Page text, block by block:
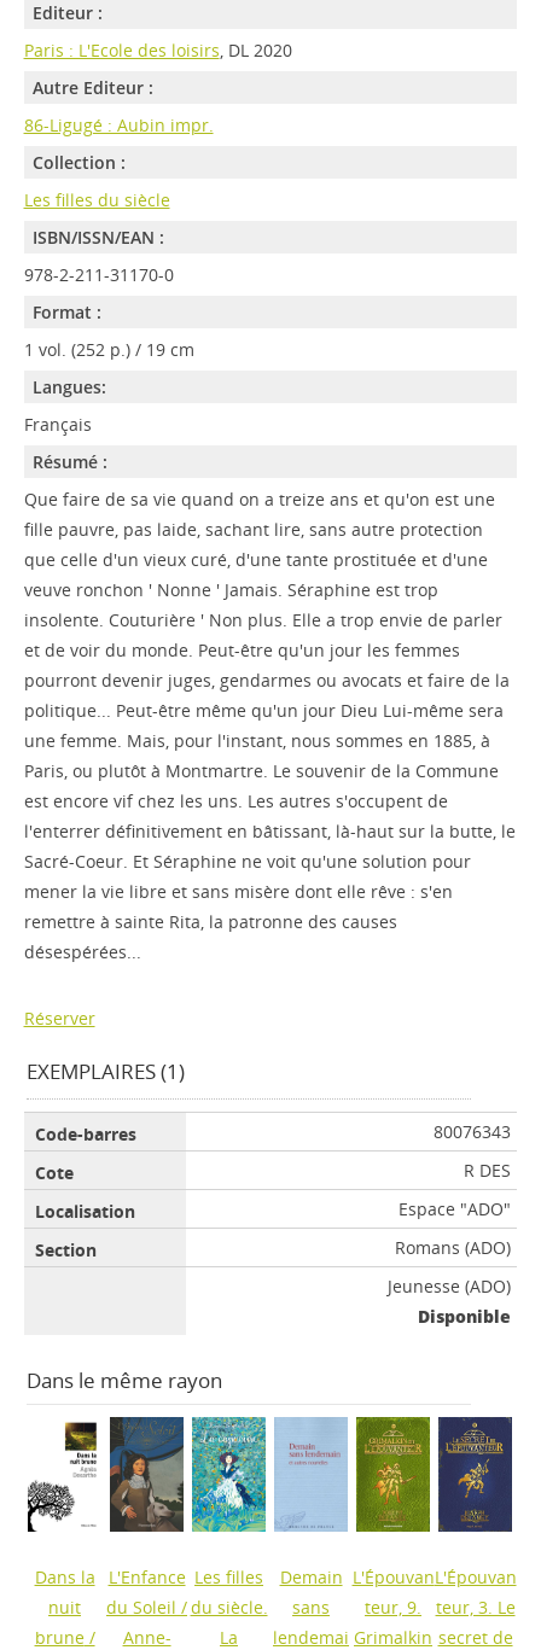
Editeur :
Paris : L'Ecole des loisirs, DL 2020
Autre Editeur :
86-Ligugé : Aubin impr.
Collection :
Les filles du siècle
ISBN/ISSN/EAN :
978-2-211-31170-0
Format :
1 vol. (252 p.) / 19 cm
Langues:
Français
Résumé :
Que faire de sa vie quand on a treize ans et qu'on est une
fille pauvre, pas laide, sachant lire, sans autre protection
que celle d'un vieux curé, d'une tante prostituée et d'une
veuve ronchon ' Nonne ' Jamais. Séraphine est trop
insolente. Couturière ' Non plus. Elle a trop envie de parler
et de voir du monde. Peut-être qu'un jour les femmes
pourront devenir juges, gendarmes ou avocats et faire de la
politique... Peut-être même qu'un jour Dieu Lui-même sera
une femme. Mais, pour l'instant, nous sommes en 1885, à
Paris, ou plutôt à Montmartre. Le souvenir de la Commune
est encore vif chez les uns. Les autres s'occupent de
l'enterrer définitivement en bâtissant, là-haut sur la butte, le
Sacré-Coeur. Et Séraphine ne voit qu'une solution pour
mener la vie libre et sans misère dont elle rêve : s'en
remettre à sainte Rita, la patronne des causes
désespérées...
Réserver
EXEMPLAIRES (1)
80076343
R DES
Espace "ADO"
Romans (ADO)
Jeunesse (ADO)
Disponible
Dans le même rayon
Dans la
nuit
brune/
L'Enfance
du Soleil /
Anne-
Les filles
du siècle.
La
Demain
sans
lendemai
L'Épouvan
teur, 9.
Grimalkin
L'Épouvan
teur, 3. Le
secret de